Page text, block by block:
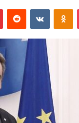
PinterestReddit